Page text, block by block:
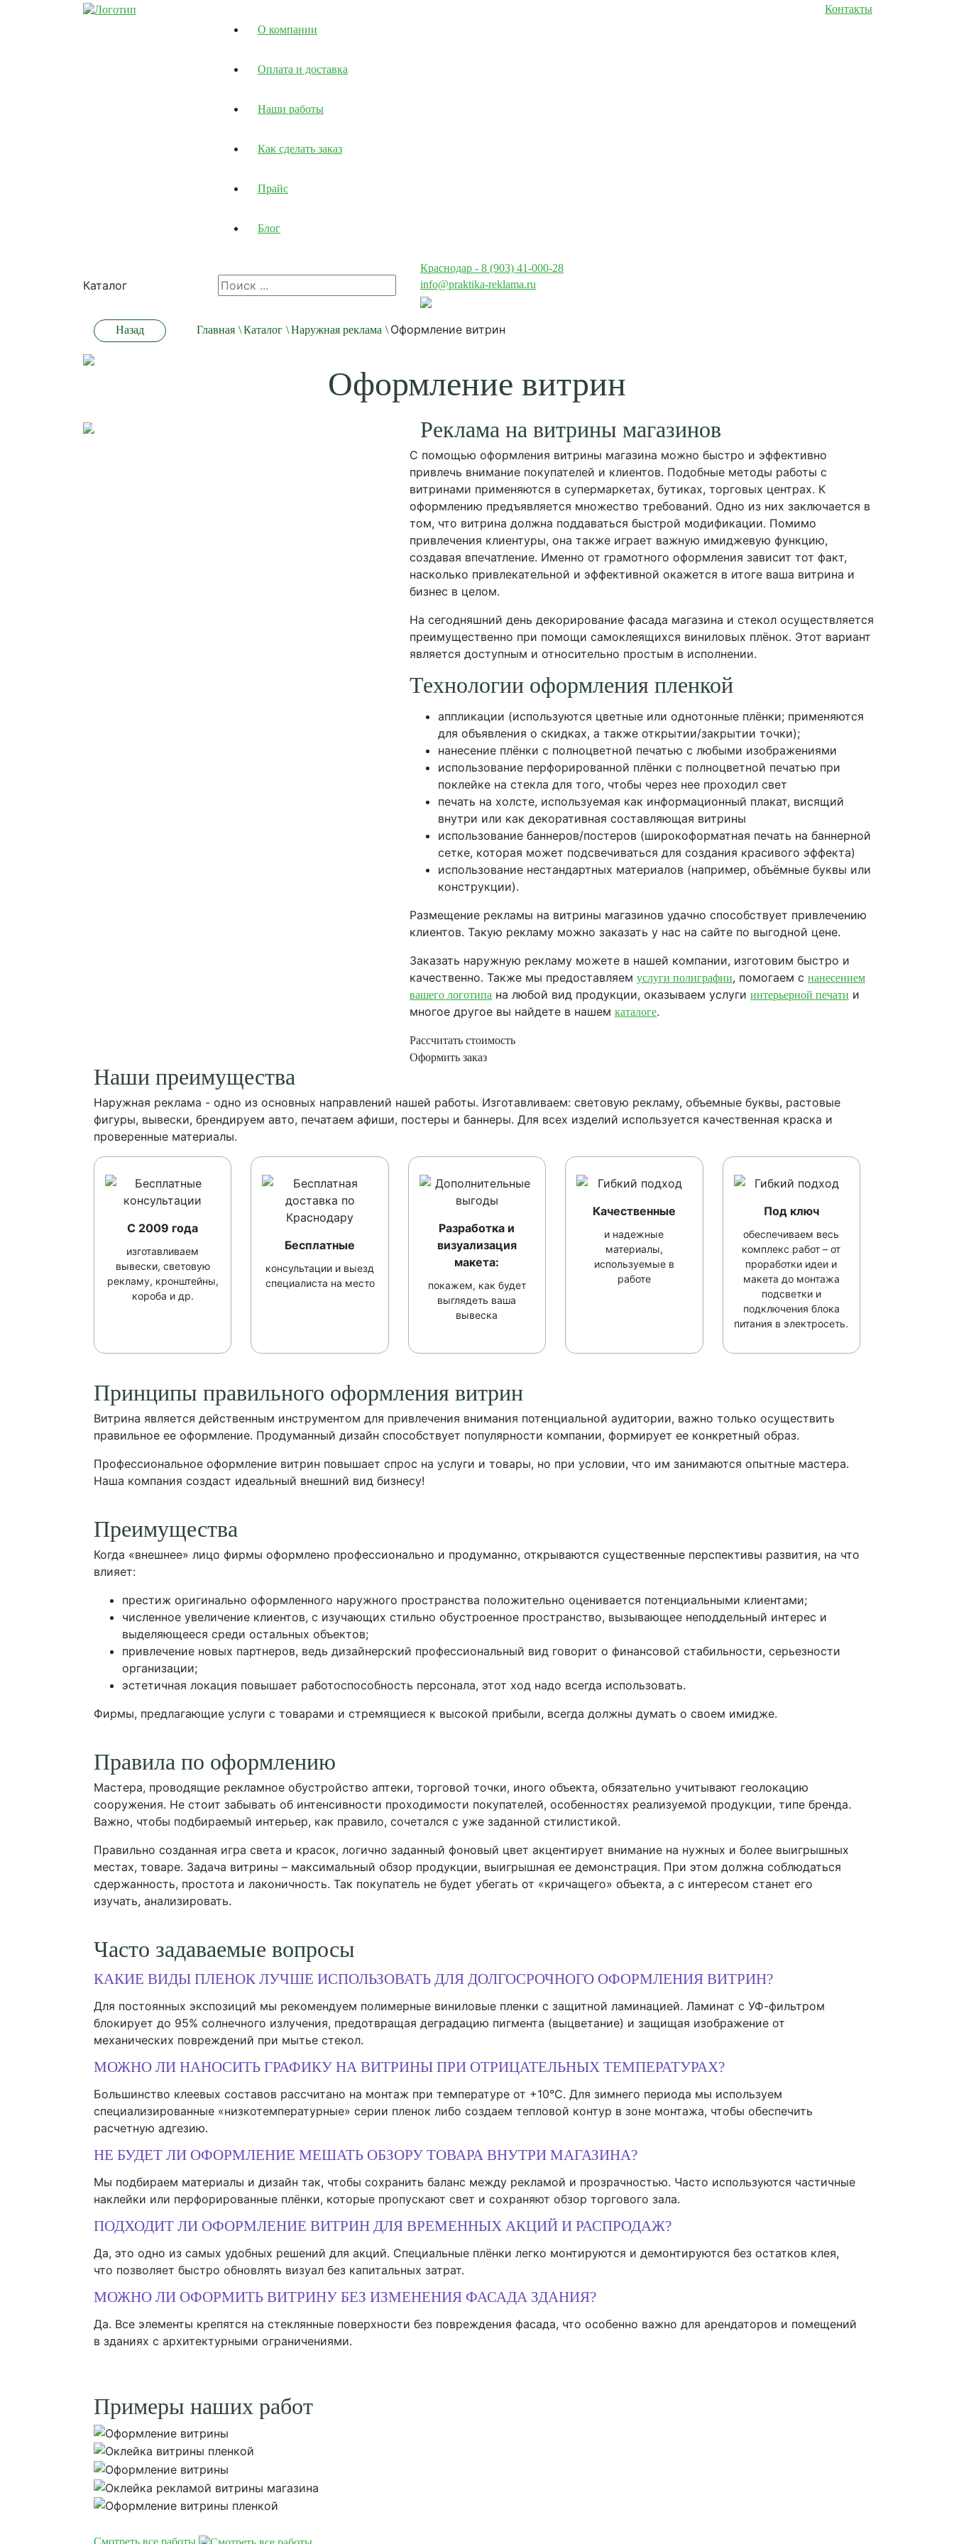
О компании
Оплата и доставка
Наши работы
Как сделать заказ
Прайс
Блог
Контакты
Каталог
Краснодар - 8 (903) 41-000-28
info@praktika-reklama.ru
Назад Главная \Каталог \Наружная реклама \ Оформление витрин
Оформление витрин
Реклама на витрины магазинов
С помощью оформления витрины магазина можно быстро и эффективно
привлечь внимание покупателей и клиентов. Подобные методы работы с
витринами применяются в супермаркетах, бутиках, торговых центрах. К
оформлению предъявляется множество требований. Одно из них заключается в
том, что витрина должна поддаваться быстрой модификации. Помимо
привлечения клиентуры, она также играет важную имиджевую функцию,
создавая впечатление. Именно от грамотного оформления зависит тот факт,
насколько привлекательной и эффективной окажется в итоге ваша витрина и
бизнес в целом.
На сегодняшний день декорирование фасада магазина и стекол осуществляется
преимущественно при помощи самоклеящихся виниловых плёнок. Этот вариант
является доступным и относительно простым в исполнении.
Технологии оформления пленкой
аппликации (используются цветные или однотонные плёнки; применяются
для объявления о скидках, а также открытии/закрытии точки);
нанесение плёнки с полноцветной печатью с любыми изображениями
использование перфорированной плёнки с полноцветной печатью при
поклейке на стекла для того, чтобы через нее проходил свет
печать на холсте, используемая как информационный плакат, висящий
внутри или как декоративная составляющая витрины
использование баннеров/постеров (широкоформатная печать на баннерной
сетке, которая может подсвечиваться для создания красивого эффекта)
использование нестандартных материалов (например, объёмные буквы или
конструкции).
Размещение рекламы на витрины магазинов удачно способствует привлечению
клиентов. Такую рекламу можно заказать у нас на сайте по выгодной цене.
Заказать наружную рекламу можете в нашей компании, изготовим быстро и
качественно. Также мы предоставляем услуги полиграфии, помогаем с нанесением
вашего логотипа на любой вид продукции, оказываем услуги интерьерной печати и
многое другое вы найдете в нашем каталоге.
Рассчитать стоимость
Оформить заказ
Наши преимущества
Наружная реклама - одно из основных направлений нашей работы. Изготавливаем: световую рекламу, объемные буквы, растовые
фигуры, вывески, брендируем авто, печатаем афиши, постеры и баннеры. Для всех изделий используется качественная краска и
проверенные материалы.
С 2009 года
изготавливаем
вывески, световую
рекламу, кронштейны,
короба и др.
Бесплатные
консультации и выезд
специалиста на место
Разработка и
визуализация
макета:
покажем, как будет
выглядеть ваша
вывеска
Качественные
и надежные
материалы,
используемые в
работе
Под ключ
обеспечиваем весь
комплекс работ – от
проработки идеи и
макета до монтажа
подсветки и
подключения блока
питания в электросеть.
Принципы правильного оформления витрин
Витрина является действенным инструментом для привлечения внимания потенциальной аудитории, важно только осуществить
правильное ее оформление. Продуманный дизайн способствует популярности компании, формирует ее конкретный образ.
Профессиональное оформление витрин повышает спрос на услуги и товары, но при условии, что им занимаются опытные мастера.
Наша компания создаст идеальный внешний вид бизнесу!
Преимущества
Когда «внешнее» лицо фирмы оформлено профессионально и продуманно, открываются существенные перспективы развития, на что
влияет:
престиж оригинально оформленного наружного пространства положительно оценивается потенциальными клиентами;
численное увеличение клиентов, с изучающих стильно обустроенное пространство, вызывающее неподдельный интерес и
выделяющееся среди остальных объектов;
привлечение новых партнеров, ведь дизайнерский профессиональный вид говорит о финансовой стабильности, серьезности
организации;
эстетичная локация повышает работоспособность персонала, этот ход надо всегда использовать.
Фирмы, предлагающие услуги с товарами и стремящиеся к высокой прибыли, всегда должны думать о своем имидже.
Правила по оформлению
Мастера, проводящие рекламное обустройство аптеки, торговой точки, иного объекта, обязательно учитывают геолокацию
сооружения. Не стоит забывать об интенсивности проходимости покупателей, особенностях реализуемой продукции, типе бренда.
Важно, чтобы подбираемый интерьер, как правило, сочетался с уже заданной стилистикой.
Правильно созданная игра света и красок, логично заданный фоновый цвет акцентирует внимание на нужных и более выигрышных
местах, товаре. Задача витрины – максимальный обзор продукции, выигрышная ее демонстрация. При этом должна соблюдаться
сдержанность, простота и лаконичность. Так покупатель не будет убегать от «кричащего» объекта, а с интересом станет его
изучать, анализировать.
Часто задаваемые вопросы
КАКИЕ ВИДЫ ПЛЕНОК ЛУЧШЕ ИСПОЛЬЗОВАТЬ ДЛЯ ДОЛГОСРОЧНОГО ОФОРМЛЕНИЯ ВИТРИН?
Для постоянных экспозиций мы рекомендуем полимерные виниловые пленки с защитной ламинацией. Ламинат с УФ-фильтром
блокирует до 95% солнечного излучения, предотвращая деградацию пигмента (выцветание) и защищая изображение от
механических повреждений при мытье стекол.
МОЖНО ЛИ НАНОСИТЬ ГРАФИКУ НА ВИТРИНЫ ПРИ ОТРИЦАТЕЛЬНЫХ ТЕМПЕРАТУРАХ?
Большинство клеевых составов рассчитано на монтаж при температуре от +10°C. Для зимнего периода мы используем
специализированные «низкотемпературные» серии пленок либо создаем тепловой контур в зоне монтажа, чтобы обеспечить
расчетную адгезию.
НЕ БУДЕТ ЛИ ОФОРМЛЕНИЕ МЕШАТЬ ОБЗОРУ ТОВАРА ВНУТРИ МАГАЗИНА?
Мы подбираем материалы и дизайн так, чтобы сохранить баланс между рекламой и прозрачностью. Часто используются частичные
наклейки или перфорированные плёнки, которые пропускают свет и сохраняют обзор торгового зала.
ПОДХОДИТ ЛИ ОФОРМЛЕНИЕ ВИТРИН ДЛЯ ВРЕМЕННЫХ АКЦИЙ И РАСПРОДАЖ?
Да, это одно из самых удобных решений для акций. Специальные плёнки легко монтируются и демонтируются без остатков клея,
что позволяет быстро обновлять визуал без капитальных затрат.
МОЖНО ЛИ ОФОРМИТЬ ВИТРИНУ БЕЗ ИЗМЕНЕНИЯ ФАСАДА ЗДАНИЯ?
Да. Все элементы крепятся на стеклянные поверхности без повреждения фасада, что особенно важно для арендаторов и помещений
в зданиях с архитектурными ограничениями.
Примеры наших работ
Смотреть все работы